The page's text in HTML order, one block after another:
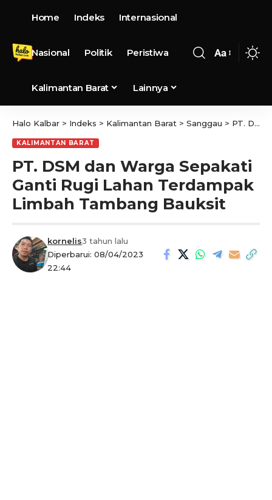
Home Indeks Internasional
Nasional Politik Peristiwa
Kalimantan Barat Lainnya
Aa
Halo Kalbar > Indeks > Kalimantan Barat > Sanggau > PT. DSM dan Warga Sepakati Ganti Rugi Lahan Terdampak Limbah Tambang Bauksit
KALIMANTAN BARAT
PT. DSM dan Warga Sepakati
Ganti Rugi Lahan Terdampak
Limbah Tambang Bauksit
Diperbarui: 08/04/2023
22:44
kornelis3 tahun lalu